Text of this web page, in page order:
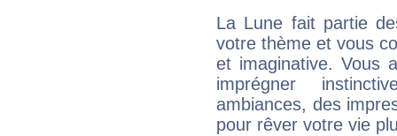
La Lune fait partie
votre thème et vous
et imaginative. Vous
imprégner
ambiances, des
pour rêver votre vie